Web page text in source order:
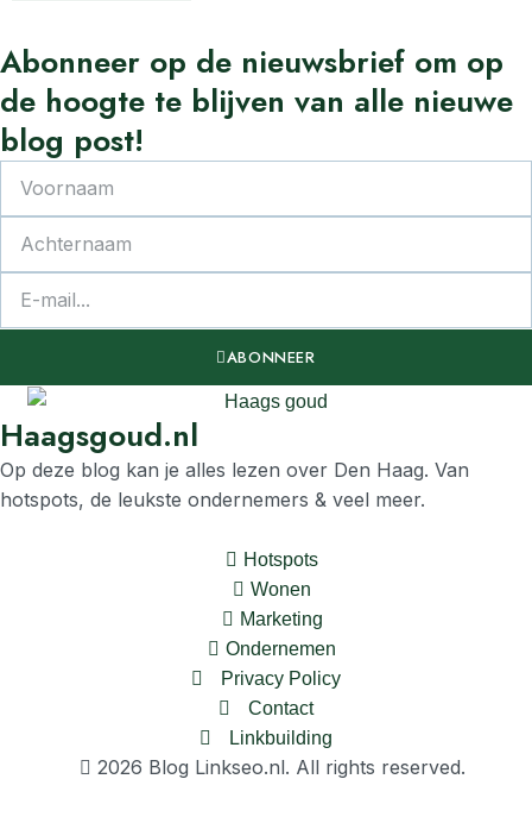
Abonneer op de nieuwsbrief om op
de hoogte te blijven van alle nieuwe
blog post!
ABONNEER
Haagsgoud.nl
Op deze blog kan je alles lezen over Den Haag. Van
hotspots, de leukste ondernemers & veel meer.
Hotspots
Wonen
Marketing
Ondernemen
Privacy Policy
Contact
Linkbuilding
2026 Blog Linkseo.nl. All rights reserved.